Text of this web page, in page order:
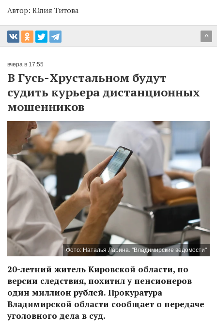
Автор: Юлия Титова
^
вчера в 17:55
В Гусь-Хрустальном будут
судить курьера дистанционных
мошенников
Фото: Наталья Ларина. "Владимирские ведомости"
20-летний житель Кировской области, по
версии следствия, похитил у пенсионеров
один миллион рублей. Прокуратура
Владимирской области сообщает о передаче
уголовного дела в суд.